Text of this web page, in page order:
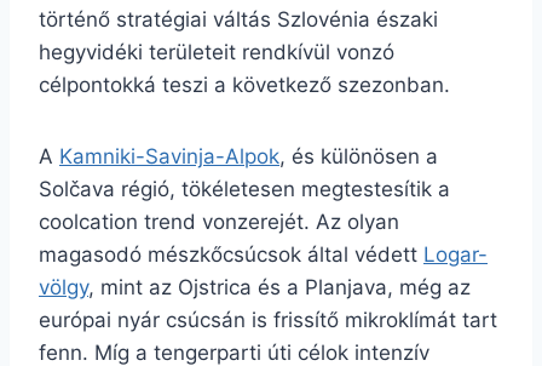
történő stratégiai váltás Szlovénia északi
hegyvidéki területeit rendkívül vonzó
célpontokká teszi a következő szezonban.
A Kamniki-Savinja-Alpok, és különösen a
Solčava régió, tökéletesen megtestesítik a
coolcation trend vonzerejét. Az olyan
magasodó mészkőcsúcsok által védett Logar-
völgy, mint az Ojstrica és a Planjava, még az
európai nyár csúcsán is frissítő mikroklímát tart
fenn. Míg a tengerparti úti célok intenzív